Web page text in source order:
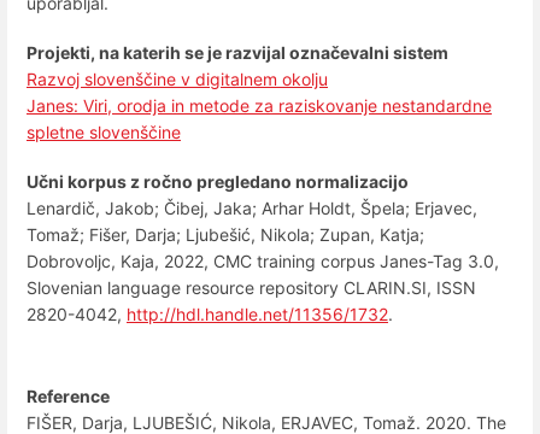
Projekti, na katerih se je razvijal označevalni sistem
Razvoj slovenščine v digitalnem okolju
Janes: Viri, orodja in metode za raziskovanje nestandardne
spletne slovenščine
Učni korpus z ročno pregledano normalizacijo
Lenardič, Jakob; Čibej, Jaka; Arhar Holdt, Špela; Erjavec,
Tomaž; Fišer, Darja; Ljubešić, Nikola; Zupan, Katja;
Dobrovoljc, Kaja, 2022, CMC training corpus Janes-Tag 3.0,
Slovenian language resource repository CLARIN.SI, ISSN
2820-4042, http://hdl.handle.net/11356/1732.
Reference
FIŠER, Darja, LJUBEŠIĆ, Nikola, ERJAVEC, Tomaž. 2020. The